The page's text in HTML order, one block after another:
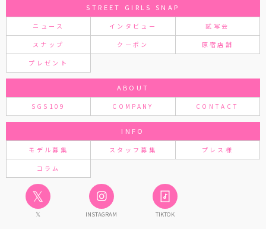
STREET GIRLS SNAP
ニュース インタビュー 試写会
スナップ クーポン 原宿店舗
プレゼント
ABOUT
SGS109 COMPANY CONTACT
INFO
モデル募集 スタッフ募集 プレス様
コラム
𝕏
𝕏 INSTAGRAM TIKTOK